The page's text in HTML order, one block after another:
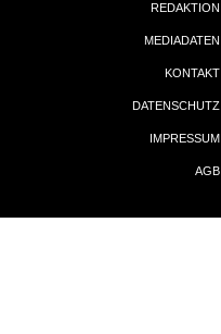
REDAKTION
MEDIADATEN
KONTAKT
DATENSCHUTZ
IMPRESSUM
AGB